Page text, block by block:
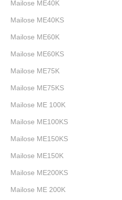
Mailose ME40K
Mailose ME40KS
Mailose ME60K
Mailose ME60KS
Mailose ME75K
Mailose ME75KS
Mailose ME 100K
Mailose ME100KS
Mailose ME150KS
Mailose ME150K
Mailose ME200KS
Mailose ME 200K